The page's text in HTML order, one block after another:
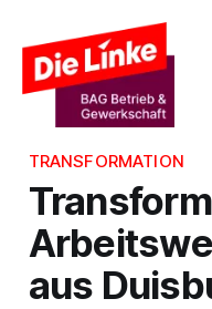
TRANSFORMATION
aus